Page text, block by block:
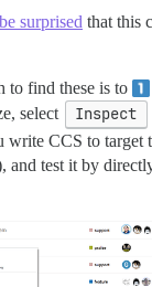
surprised that this
to find these is to
select
Inspect
write CCS to target
and test it by